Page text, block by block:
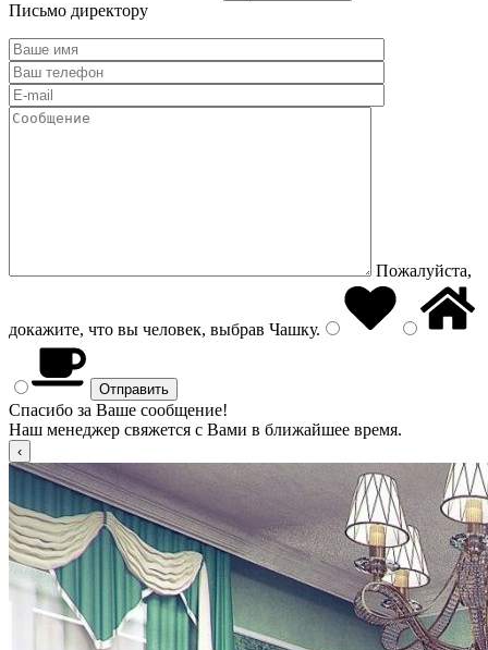
Письмо директору
Пожалуйста,
докажите, что вы человек, выбрав Чашку.
Спасибо за Ваше сообщение!
Наш менеджер свяжется с Вами в ближайшее время.